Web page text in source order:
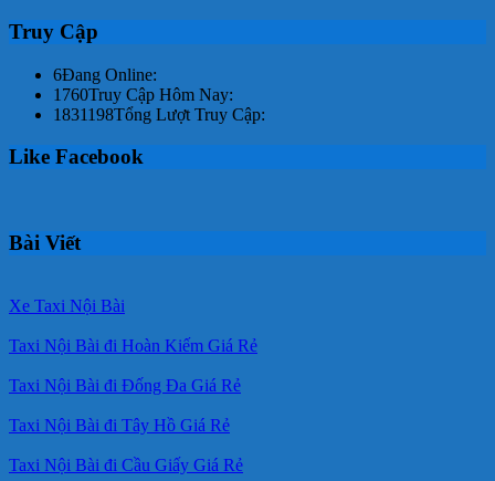
Truy Cập
6Đang Online:
1760Truy Cập Hôm Nay:
1831198Tổng Lượt Truy Cập:
Like Facebook
Bài Viết
Xe Taxi Nội Bài
Taxi Nội Bài đi Hoàn Kiếm Giá Rẻ
Taxi Nội Bài đi Đống Đa Giá Rẻ
Taxi Nội Bài đi Tây Hồ Giá Rẻ
Taxi Nội Bài đi Cầu Giấy Giá Rẻ